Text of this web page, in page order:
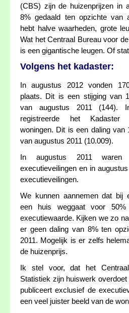
(CBS) zijn de huizenprijzen in
8% gedaald ten opzichte van
hebt halve waarheden, grote
Wat het Centraal Bureau voor
is een gigantische leugen. Of
Volgens het kadaster:
In augustus 2012 vonden
plaats. Dit is een stijging van
van augustus 2011 (144).
registreerde het Kadaster
woningen. Dit is een daling van
van augustus 2011 (10.009).
In augustus 2011
executieveilingen en in
executieveilingen.
We kunnen aannemen dat bij
een huis weggaat voor
executiewaarde. Kijken we zo
er geen daling van 8% ten
2011. Mogelijk is er zelfs
de huizenprijs.
Ik stel voor, dat het
Statistiek zijn huiswerk
publiceert exclusief de
een veel juister beeld van de